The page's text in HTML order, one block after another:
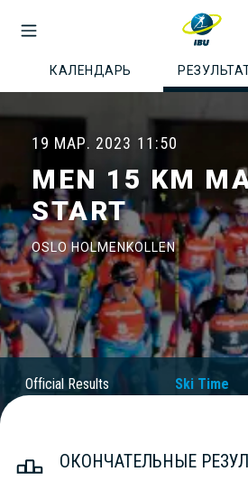
КАЛЕНДАРЬ
19 МАР. 2023 11:50
MEN 15 KM
START
OSLO HOLMENKOLLEN
Official Results Ski Time
ОКОНЧАТЕЛЬНЫЕ